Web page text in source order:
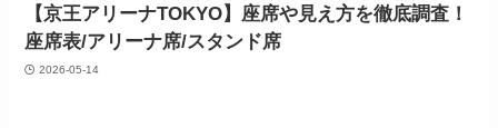
【京王アリーナTOKYO】座席や見え方を徹底調査！
座席表/アリーナ席/スタンド席
2026-05-14